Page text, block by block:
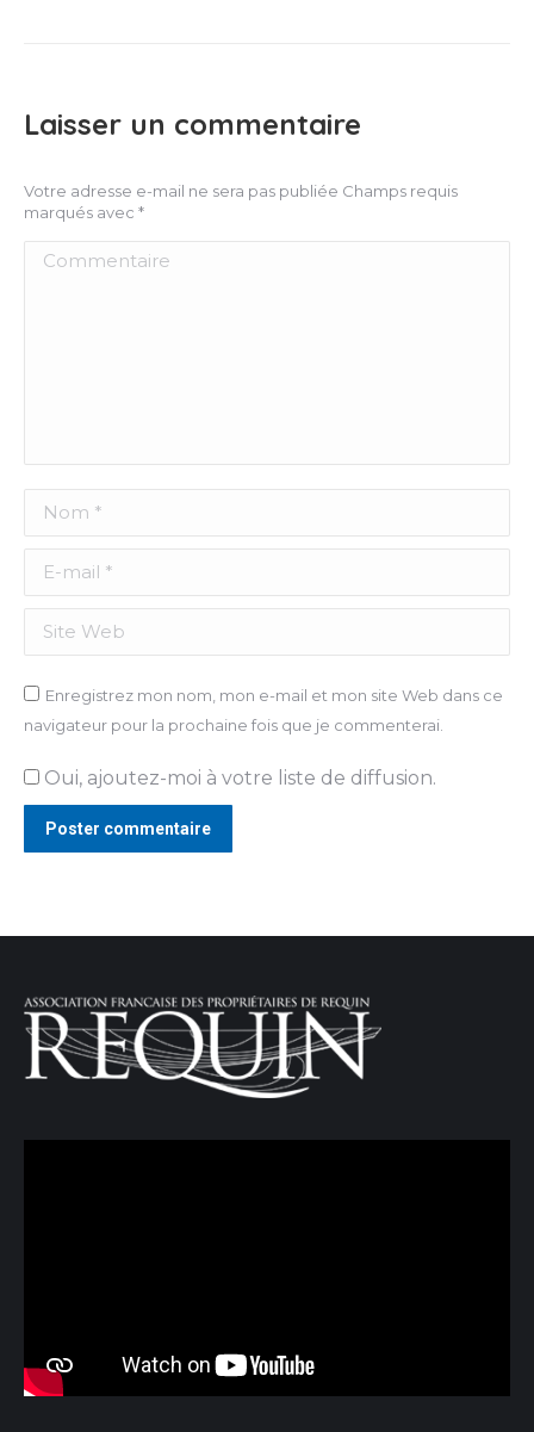
Laisser un commentaire
Votre adresse e-mail ne sera pas publiée Champs requis
marqués avec *
Commentaire
Nom *
E-mail *
Site Web
Enregistrez mon nom, mon e-mail et mon site Web dans ce
navigateur pour la prochaine fois que je commenterai.
Oui, ajoutez-moi à votre liste de diffusion.
Poster commentaire